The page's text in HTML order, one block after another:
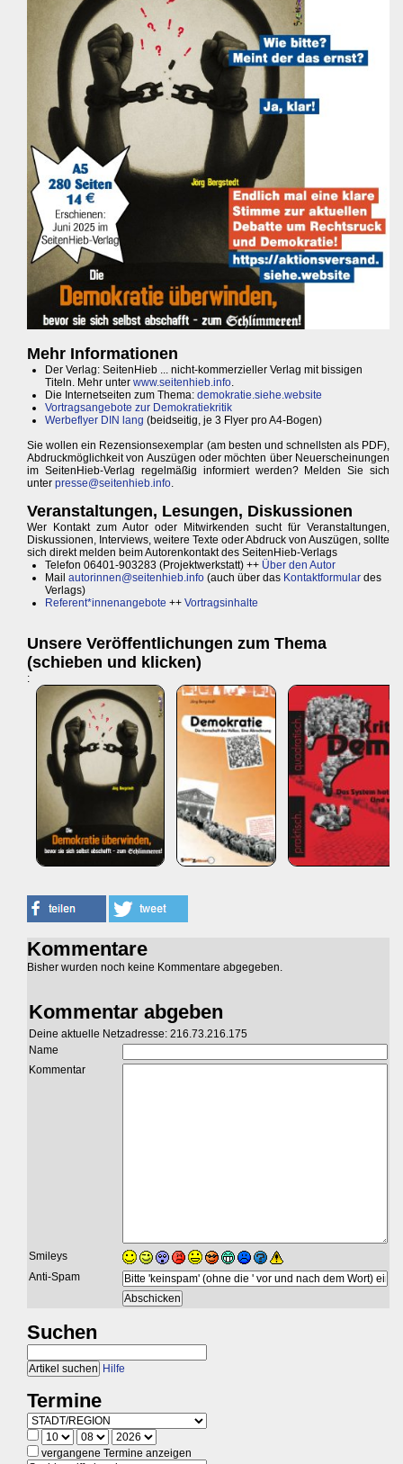
Mehr Informationen
Der Verlag: SeitenHieb ... nicht-kommerzieller Verlag mit bissigen
Titeln. Mehr unter www.seitenhieb.info
Die Internetseiten zum Thema: demokratie.siehe.website
Vortragsangebote zur Demokratiekritik
Werbeflyer DIN lang (beidseitig, je 3 Flyer pro A4-Bogen)
Sie wollen ein Rezensionsexemplar (am besten und schnellsten als PDF),
Abdruckmöglichkeit von Auszügen oder möchten über Neuerscheinungen
im SeitenHieb-Verlag regelmäßig informiert werden? Melden Sie sich
unter presse@seitenhieb.info
Veranstaltungen, Lesungen, Diskussionen
Wer Kontakt zum Autor oder Mitwirkenden sucht für Veranstaltungen,
Diskussionen, Interviews, weitere Texte oder Abdruck von Auszügen, sollte
sich direkt melden beim Autorenkontakt des SeitenHieb-Verlags
Telefon 06401-903283 (Projektwerkstatt) ++ Über den Autor
Mail autorinnen@seitenhieb.info (auch über das Kontaktformular des
Verlags)
Referent*innenangebote ++ Vortragsinhalte
Unsere Veröffentlichungen zum Thema
(schieben und klicken)
:
Kommentare
Bisher wurden noch keine Kommentare abgegeben.
Kommentar abgeben
Deine aktuelle Netzadresse: 216.73.216.175
Name
Kommentar
Smileys
Anti-Spam
Suchen
Hilfe
Termine
vergangene Termine anzeigen